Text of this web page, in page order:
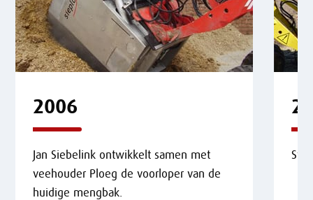
2006
Jan Siebelink ontwikkelt samen met
veehouder Ploeg de voorloper van de
huidige mengbak.